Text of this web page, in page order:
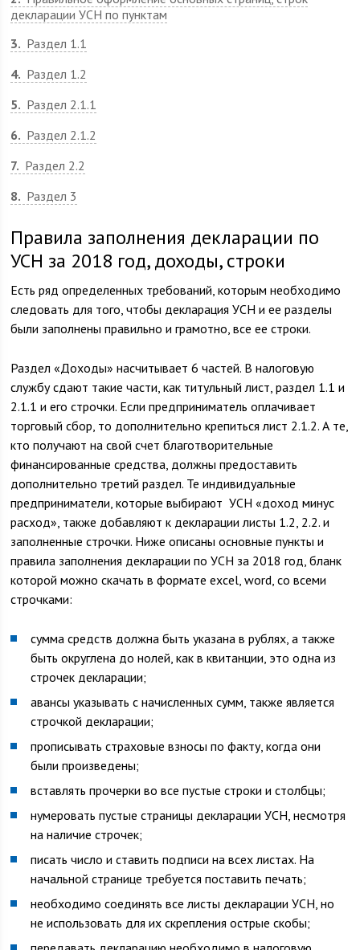
декларации УСН по пунктам
3
Раздел 1.1
4 Раздел 1.2
5
Раздел 2.1.1
6
Раздел 2.1.2
7 Раздел 2.2
8
Раздел 3
Правила заполнения декларации по
УСН за 2018 год, доходы, строки
Есть ряд определенных требований, которым необходимо
следовать для того, чтобы декларация УСН и ее разделы
были заполнены правильно и грамотно, все ее строки.
Раздел «Доходы» насчитывает 6 частей. В налоговую
службу сдают такие части, как титульный лист, раздел 1.1 и
2.1.1 и его строчки. Если предприниматель оплачивает
торговый сбор, то дополнительно крепиться лист 2.1.2. А те,
кто получают на свой счет благотворительные
финансированные средства, должны предоставить
дополнительно третий раздел. Те индивидуальные
предприниматели, которые выбирают УСН «доход минус
расход», также добавляют к декларации листы 1.2, 2.2. и
заполненные строчки. Ниже описаны основные пункты и
правила заполнения декларации по УСН за 2018 год, бланк
которой можно скачать в формате excel, word, со всеми
строчками:
сумма средств должна быть указана в рублях, а также
быть округлена до нолей, как в квитанции, это одна из
строчек декларации;
авансы указывать с начисленных сумм, также является
строчкой декларации;
прописывать страховые взносы по факту, когда они
были произведены;
вставлять прочерки во все пустые строки и столбцы;
нумеровать пустые страницы декларации УСН, несмотря
на наличие строчек;
писать число и ставить подписи на всех листах. На
начальной странице требуется поставить печать;
необходимо соединять все листы декларации УСН, но
не использовать для их скрепления острые скобы;